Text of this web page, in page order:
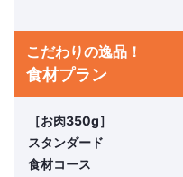
こだわりの逸品！
食材プラン
［お肉350g］
スタンダード
食材コース